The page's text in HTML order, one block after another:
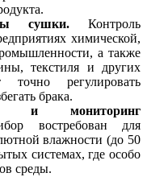
сушки. Контроль
химической,
а также
текстиля и других
точно регулировать
брака.
и мониторинг
востребован для
влажности (до 50
системах, где особо
среды.